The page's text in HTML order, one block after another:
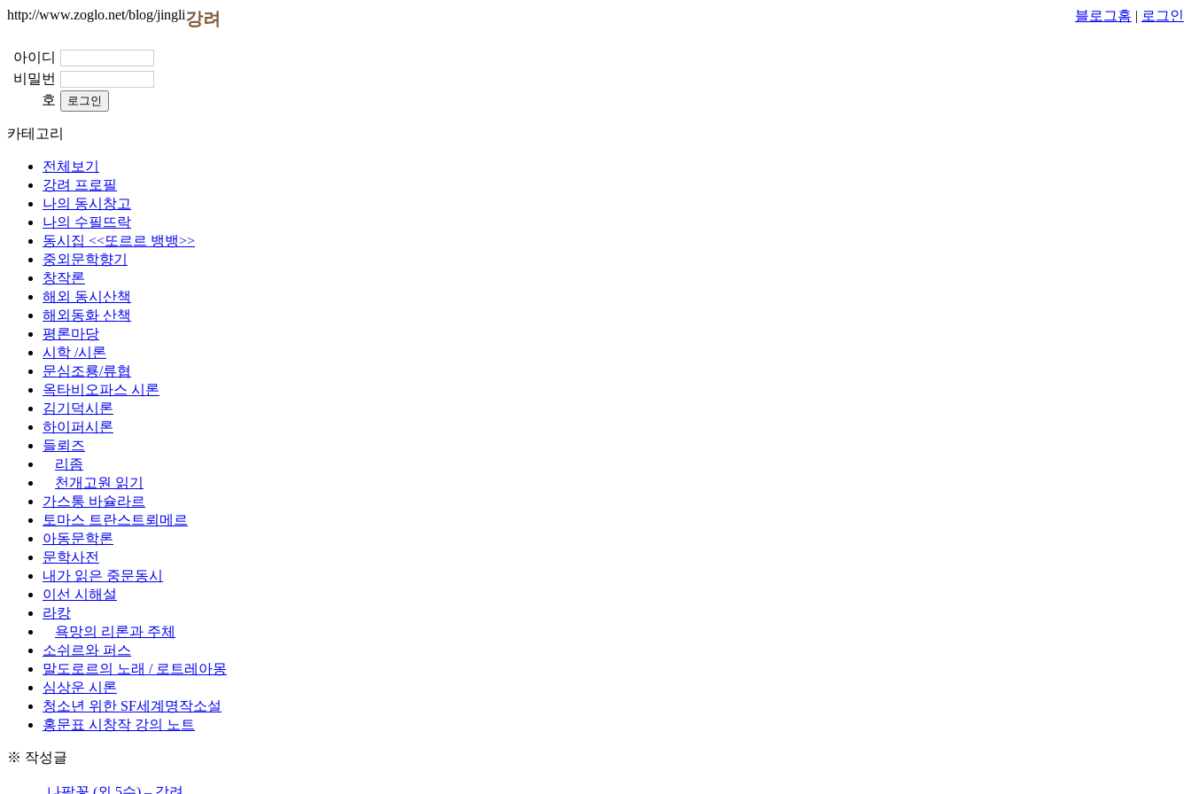
http://www.zoglo.net/blog/jingli 블로그홈 | 로그인
강려
아이디
비밀번
호
카테고리
전체보기
강려 프로필
나의 동시창고
나의 수필뜨락
동시집 <<또르르 뱅뱅>>
중외문학향기
창작론
해외 동시산책
해외동화 산책
평론마당
시학 /시론
문심조룡/류협
옥타비오파스 시론
김기덕시론
하이퍼시론
들뢰즈
리좀
천개고원 읽기
가스통 바슐라르
토마스 트란스트뢰메르
아동문학론
문학사전
내가 읽은 중문동시
이선 시해설
라캉
욕망의 리론과 주체
소쉬르와 퍼스
말도로르의 노래 / 로트레아몽
심상운 시론
청소년 위한 SF세계명작소설
홍문표 시창작 강의 노트
※ 작성글